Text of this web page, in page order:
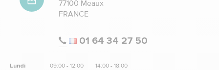
77100 Meaux
FRANCE
01 64 34 27 50
Lundi
09:00 - 12:00
14:00 - 18:00